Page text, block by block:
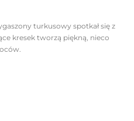
turkusowy spotkał się z
kresek tworzą piękną, nieco